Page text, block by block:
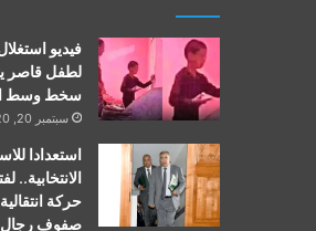
فيديو
لطفل قاصر
سخط وسط
سبتمبر 20, 2020
استعدادا
الانتخابية..
حركة
صفوف رجال